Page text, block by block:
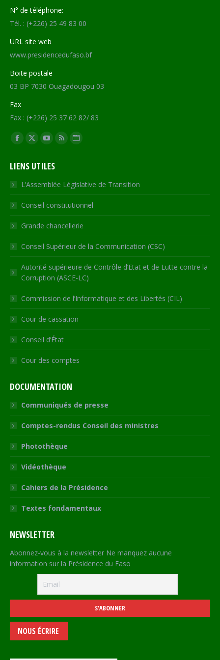
N° de téléphone:
Tél. : (+226) 25 49 83 00
URL site web
www.presidencedufaso.bf
Boite postale
03 BP 7030 Ouagadougou 03
Fax
Fax : (+226) 25 37 62 82/ 83
Trouvez nous sur :
Facebook
opens
in
new
window
X
opens
in
new
window
YouTube
opens
in
new
window
RSS
in
new
window
Site
opens
in
new
LIENS UTILES
L’Assemblée Législative de Transition
Conseil constitutionnel
Grande chancellerie
Conseil Supérieur de la Communication (CSC)
Autorité supérieure de Contrôle d’Etat et de Lutte contre la
Corruption (ASCE-LC)
Commission de l’Informatique et des Libertés (CIL)
Cour de cassation
Conseil d’État
Cour des comptes
DOCUMENTATION
Communiqués de presse
Comptes-rendus Conseil des ministres
Photothèque
Vidéothèque
Cahiers de la Présidence
Textes fondamentaux
NEWSLETTER
Abonnez-vous à la newsletter Ne manquez aucune
information sur la Présidence du Faso
NOUS ÉCRIRE